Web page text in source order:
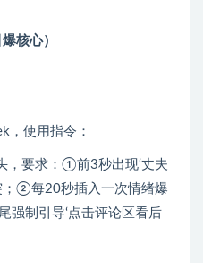
核心）
，使用指令：
，要求：①前3秒出现‘丈夫
；②每20秒插入一次情绪爆
制引导‘点击评论区看后